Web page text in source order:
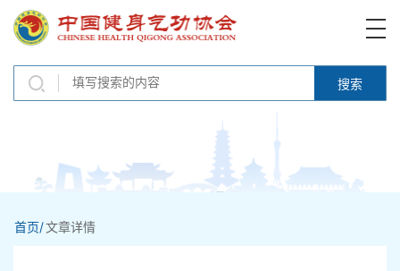
搜索
首页/文章详情